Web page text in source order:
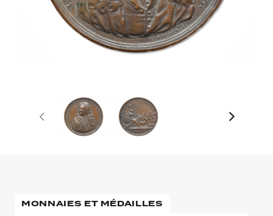
MONNAIES ET MÉDAILLES